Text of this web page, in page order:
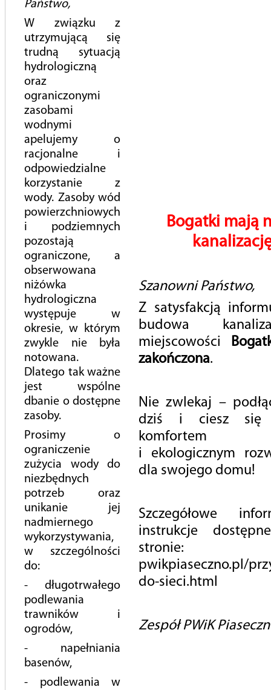
Zgłaszający
Imię i nazwisko/nazwa firmy *
Nr telefonu
Adres email *
Dane rozmowy
Temat rozmowy *
Proponowana data rozmowy *
Proponowana godzina rozmowy *
Załączniki
Załączniki
Oświadczam, że zapoznałam/em się z informacją o
przetwarzaniu danych osobowych *
pola wymagane
Państwo,
W związku z
utrzymującą się
trudną sytuacją
hydrologiczną
oraz
ograniczonymi
zasobami
wodnymi
apelujemy o
racjonalne i
odpowiedzialne
korzystanie z
wody. Zasoby wód
powierzchniowych
i podziemnych
pozostają
ograniczone, a
obserwowana
niżówka
hydrologiczna
występuje w
okresie, w którym
zwykle nie była
notowana.
Dlatego tak ważne
jest wspólne
dbanie o dostępne
zasoby.
Prosimy o
ograniczenie
zużycia wody do
niezbędnych
potrzeb oraz
unikanie jej
nadmiernego
wykorzystywania,
w szczególności
do:
- długotrwałego
podlewania
trawników i
ogrodów,
- napełniania
basenów,
- podlewania w
Bogatki mają
Szanowni Państwo,
Z satysfakcją
budowa
miejscowości
zakończona.
Nie zwlekaj –
dziś i ciesz się
komfortem
i ekologicznym
dla swojego domu!
Szczegółowe
instrukcje
stronie:
pwikpiaseczno.pl/
do-sieci.html
Zespół PWiK